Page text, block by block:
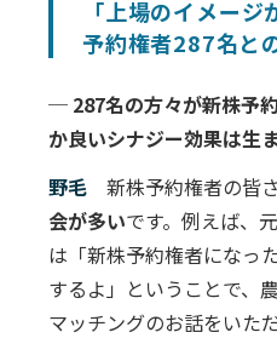
「上場のイメー
予約権者287名と
─ 287名の方々が新株予
か良いシナジー効果は生
野毛
新株予約権者の皆
会が多いです。例えば、
は「新株予約権者になっ
するよ」ということで、
マッチングのお話をいた